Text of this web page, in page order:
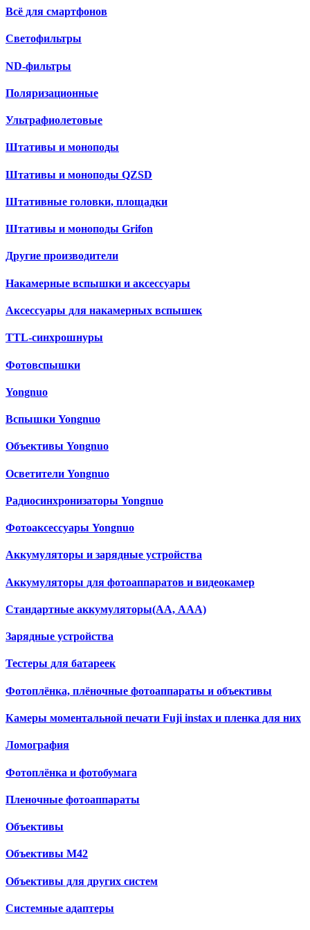
Всё для смартфонов
Светофильтры
ND-фильтры
Поляризационные
Ультрафиолетовые
Штативы и моноподы
Штативы и моноподы QZSD
Штативные головки, площадки
Штативы и моноподы Grifon
Другие производители
Накамерные вспышки и аксессуары
Аксессуары для накамерных вспышек
TTL-синхрошнуры
Фотовспышки
Yongnuo
Вспышки Yongnuo
Объективы Yongnuo
Осветители Yongnuo
Радиосинхронизаторы Yongnuo
Фотоаксессуары Yongnuo
Аккумуляторы и зарядные устройства
Аккумуляторы для фотоаппаратов и видеокамер
Cтандартные аккумуляторы(АА, ААА)
Зарядные устройства
Тестеры для батареек
Фотоплёнка, плёночные фотоаппараты и объективы
Камеры моментальной печати Fuji instax и пленка для них
Ломография
Фотоплёнка и фотобумага
Пленочные фотоаппараты
Объективы
Объективы М42
Объективы для других систем
Cистемные адаптеры